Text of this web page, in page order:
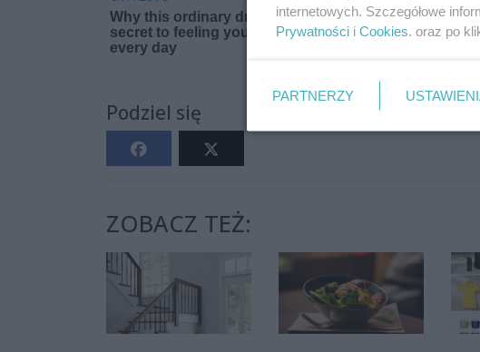
Podziel się
ZOBACZ TEŻ:
internetowych. Szczegółowe
Prywatności i Cookies. oraz po
PARTNERZY